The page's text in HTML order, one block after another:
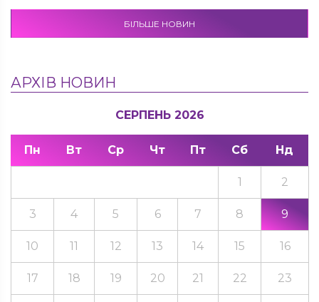
БІЛЬШЕ НОВИН
АРХІВ НОВИН
СЕРПЕНЬ 2026
Пн Вт Ср Чт Пт Сб Нд
1 2
3 4 5 6 7 8 9
10 11 12 13 14 15 16
17 18 19 20 21 22 23